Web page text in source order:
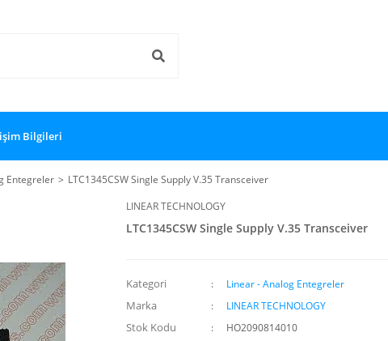
Bilgileri
Entegreler
LTC1345CSW Single Supply V.35 Transceiver
LINEAR TECHNOLOGY
LTC1345CSW Single Supply V.35 Transceiver
Kategori Linear - Analog Entegreler
Marka LINEAR TECHNOLOGY
Stok Kodu HO2090814010